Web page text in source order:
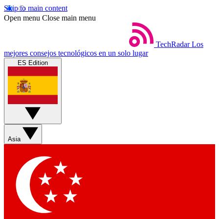
Skip to main content
Open menu Close main menu
TechRadar Los
mejores consejos tecnológicos en un solo lugar
ES Edition
Asia